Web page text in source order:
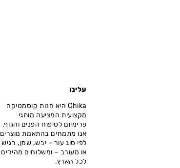
עלינו
Chika היא חנות קוסמטיקה
מקצועית המציעה מותגי
פרימיום לטיפוח הפנים והגוף.
אנו מתמחים בהתאמת מוצרים
לפי סוג עור – יבש, שמן, רגיש
או מעורב – ומשלוחים מהירים
לכל הארץ.